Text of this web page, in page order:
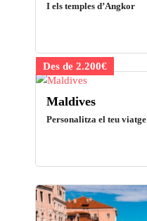
I els temples d’Angkor
Des de 2.200€
Maldives
Personalitza el teu viatge